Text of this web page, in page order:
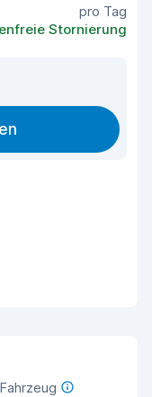
pro Tag
Stornierung